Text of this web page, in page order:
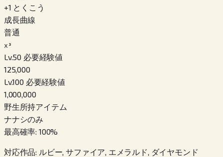
+1 とくこう
成長曲線
普通
x³
Lv.50 必要経験値
125,000
Lv.100 必要経験値
1,000,000
野生所持アイテム
ナナシのみ
最高確率: 100%
対応作品: ルビー, サファイア, エメラルド, ダイヤモンド